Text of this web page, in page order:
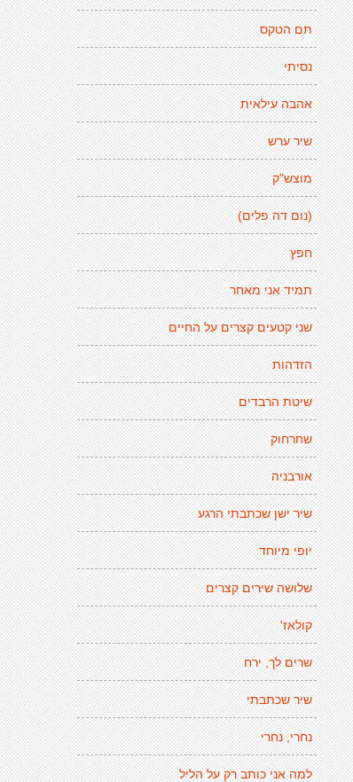
תם הטקס
נסיתי
אהבה עילאית
שיר ערש
מוצש"ק
(נום דה פלים)
חפץ
תמיד אני מאחר
שני קטעים קצרים על החיים
הזדהות
שיטת הרבדים
שחרחוק
אורבניה
שיר ישן שכתבתי הרגע
יופי מיוחד
שלושה שירים קצרים
קולאז'
שרים לך, ירח
שיר שכתבתי
נחרי, נחרי
למה אני כותב רק על הליל